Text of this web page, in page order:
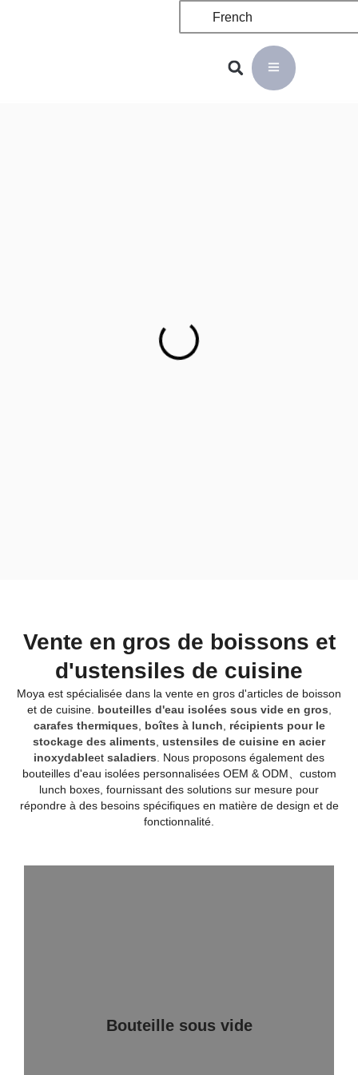
French
Vente en gros de boissons et
d'ustensiles de cuisine
Moya est spécialisée dans la vente en gros d'articles de boisson
et de cuisine. bouteilles d'eau isolées sous vide en gros
carafes thermiques
boîtes à lunch
récipients pour le
stockage des aliments ustensiles de cuisine en acier
inoxydableet saladiers . Nous proposons également des
bouteilles d'eau isolées personnalisées OEM & ODM、custom
lunch boxes, fournissant des solutions sur mesure pour
répondre à des besoins spécifiques en matière de design et de
fonctionnalité.
Bouteille sous vide